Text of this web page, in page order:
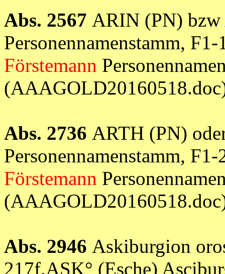
Abs. 2567 ARIN (PN)
Personennamenstamm,
Förstemann
Abs. 2736 ARTH (PN)
Personennamenstamm,
Förstemann
Abs. 2946 Askiburgion
217f.ASK° (Esche)